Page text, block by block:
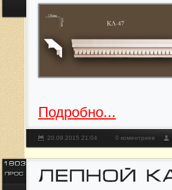
Подробно...
20.09.2015 21:04 0 коментриев